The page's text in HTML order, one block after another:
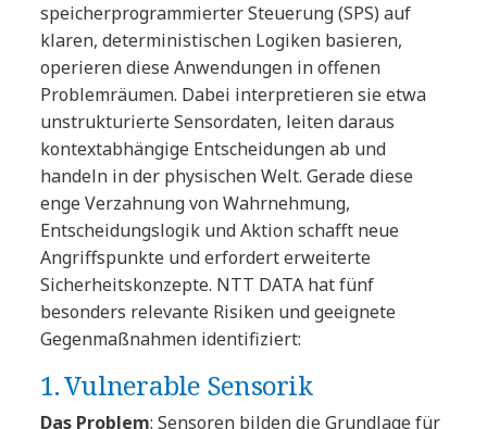
speicherprogrammierter Steuerung (SPS) auf
klaren, deterministischen Logiken basieren,
operieren diese Anwendungen in offenen
Problemräumen. Dabei interpretieren sie etwa
unstrukturierte Sensordaten, leiten daraus
kontextabhängige Entscheidungen ab und
handeln in der physischen Welt. Gerade diese
enge Verzahnung von Wahrnehmung,
Entscheidungslogik und Aktion schafft neue
Angriffspunkte und erfordert erweiterte
Sicherheitskonzepte. NTT DATA hat fünf
besonders relevante Risiken und geeignete
Gegenmaßnahmen identifiziert:
1. Vulnerable Sensorik
Das Problem: Sensoren bilden die Grundlage für